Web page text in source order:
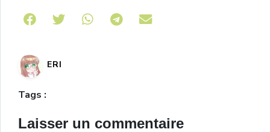
Share on Telegram
ERI
Tags :
Laisser un commentaire